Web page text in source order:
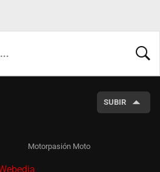
SUBIR
Motorpasión Moto